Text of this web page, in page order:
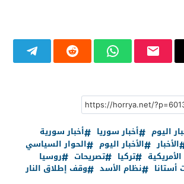
اليوم أخبار سوريا
أخبار سورية
الأخبار الأخبار اليوم
الحوار السياسي
تركيا تصريحات
روسيا
أستانا نظام الأسد وقف إطلاق النار